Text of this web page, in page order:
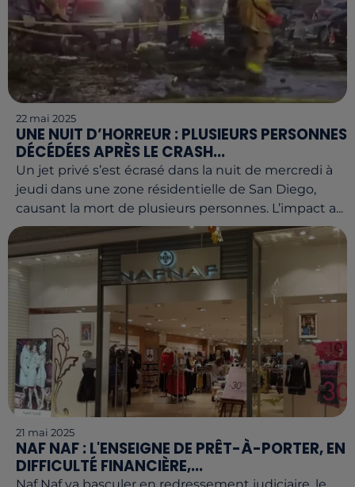
22 mai 2025
UNE NUIT D’HORREUR : PLUSIEURS PERSONNES
DÉCÉDÉES APRÈS LE CRASH...
Un jet privé s’est écrasé dans la nuit de mercredi à
jeudi dans une zone résidentielle de San Diego,
causant la mort de plusieurs personnes. L’impact a...
21 mai 2025
NAF NAF : L'ENSEIGNE DE PRÊT-À-PORTER, EN
DIFFICULTÉ FINANCIÈRE,...